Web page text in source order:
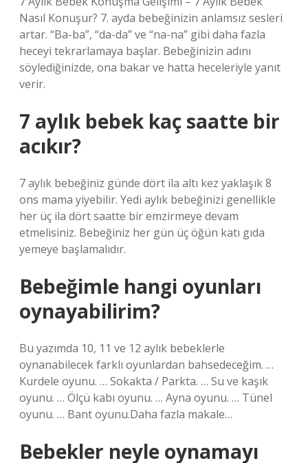
Nasıl Konuşur? 7. ayda bebeğinizin anlamsız sesleri
artar. “Ba-ba”, “da-da” ve “na-na” gibi daha fazla
heceyi tekrarlamaya başlar. Bebeğinizin adını
söylediğinizde, ona bakar ve hatta heceleriyle yanıt
verir.
7 aylık bebek kaç saatte bir
acıkır?
7 aylık bebeğiniz günde dört ila altı kez yaklaşık 8
ons mama yiyebilir. Yedi aylık bebeğinizi genellikle
her üç ila dört saatte bir emzirmeye devam
etmelisiniz. Bebeğiniz her gün üç öğün katı gıda
yemeye başlamalıdır.
Bebeğimle hangi oyunları
oynayabilirim?
Bu yazımda 10, 11 ve 12 aylık bebeklerle
oynanabilecek farklı oyunlardan bahsedeceğim. …
Kurdele oyunu. … Sokakta / Parkta. … Su ve kaşık
oyunu. … Ölçü kabı oyunu. … Ayna oyunu. … Tünel
oyunu. … Bant oyunu.Daha fazla makale…
Bebekler neyle oynamayı